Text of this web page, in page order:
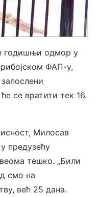
годишњи одмор у
ФАП-у,
се вратити тек 16.
Милосав
предузећу
тешко. „Били
смо на
већ 25 дана.